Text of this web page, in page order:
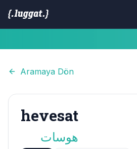
Aramaya Dön
hevesat
هوسات